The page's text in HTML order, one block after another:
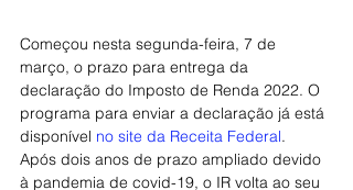
Começou nesta segunda-feira, 7 de
março, o prazo para entrega da
declaração do Imposto de Renda 2022. O
programa para enviar a declaração já está
disponível no site da Receita Federal.
Após dois anos de prazo ampliado devido
à pandemia de covid-19, o IR volta ao seu